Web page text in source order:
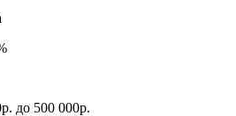
до 500 000р.